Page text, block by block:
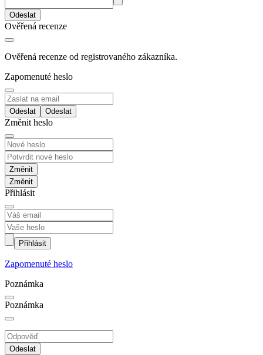
Odeslat
Ověřená recenze
Ověřená recenze od registrovaného zákazníka.
Zapomenuté heslo
Odeslat
Změnit heslo
Změnit
Přihlásit
Přihlásit
Zapomenuté heslo
Poznámka
Poznámka
Odeslat